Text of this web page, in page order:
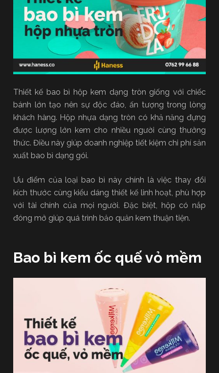
Thiết kế bao bì hộp kem dạng tròn giống với chiếc
bánh lớn tạo nên sự độc đáo, ấn tượng trong lòng
khách hàng. Hộp nhựa dạng tròn có khả năng đựng
được lượng lớn kem cho nhiều người cùng thưởng
thức. Điều này giúp doanh nghiệp tiết kiệm chi phí sản
xuất bao bì dạng gói.
Ưu điểm của loại bao bì này chính là việc thay đổi
kích thước cùng kiểu dáng thiết kế linh hoạt, phù hợp
với tài chính của mọi người. Đặc biệt, hộp có nắp
đóng mở giúp quá trình bảo quản kem thuận tiện.
Bao bì kem ốc quế vỏ mềm